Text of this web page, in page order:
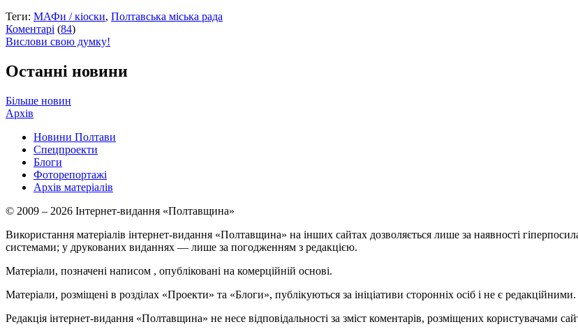
Теги: МАФи / кіоски, Полтавська міська рада
Коментарі (84)
Вислови свою думку!
Останні новини
Більше новин
Архів
Новини Полтави
Спецпроекти
Блоги
Фоторепортажі
Архів матеріалів
© 2009 – 2026 Інтернет-видання «Полтавщина»
Використання матеріалів інтернет-видання «Полтавщина» на інших сайтах дозволяється лише за наявності
системами; у друкованих виданнях — лише за погодженням з редакцією.
Матеріали, позначені написом , опубліковані на комерційній основі.
Матеріали, розміщені в розділах «Проекти» та «Блоги», публікуються за ініціативи сторонніх осіб і не є редакційними.
Редакція інтернет-видання «Полтавщина» не несе відповідальності за зміст коментарів, розміщених користувачами